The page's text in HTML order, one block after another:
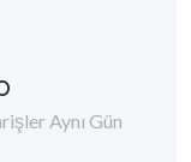
Aynı Gün